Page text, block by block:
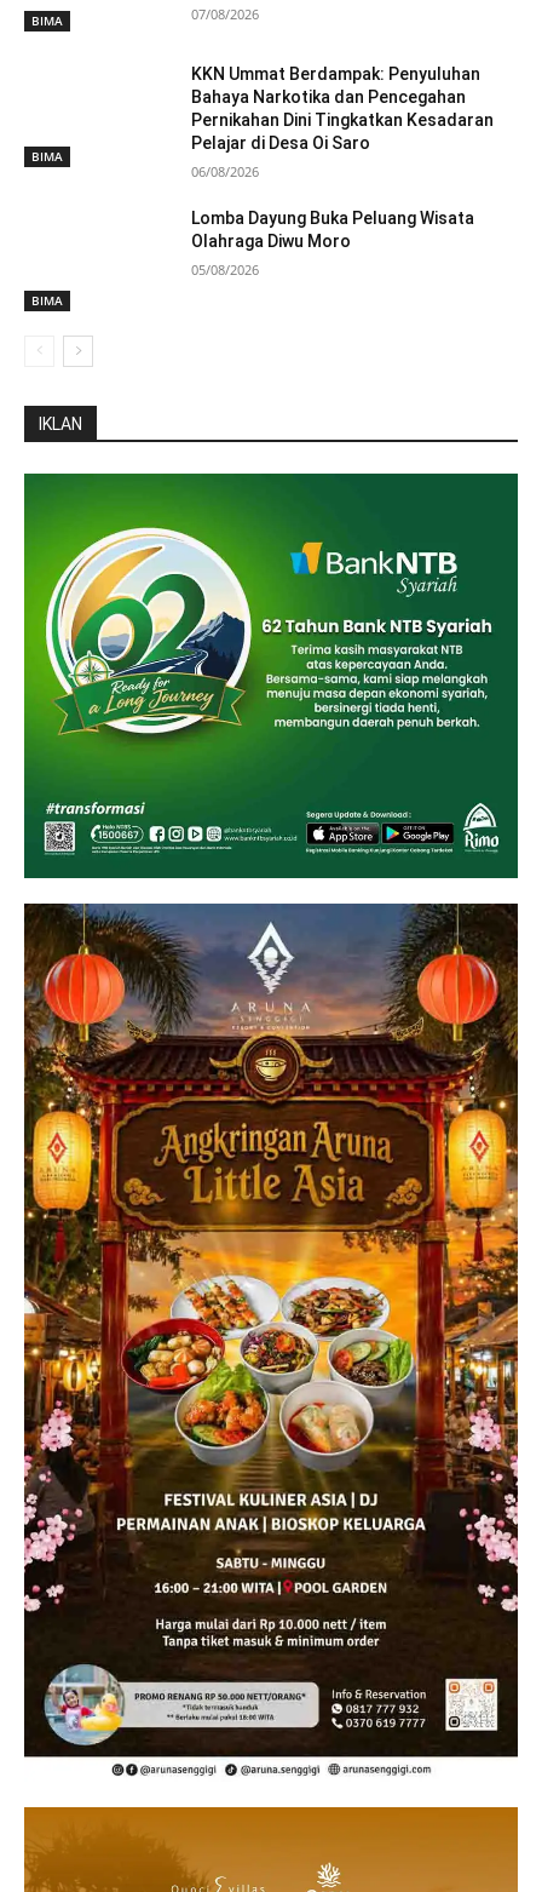
BIMA 07/08/2026
BIMA
KKN Ummat Berdampak: Penyuluhan
Bahaya Narkotika dan Pencegahan
Pernikahan Dini Tingkatkan Kesadaran
Pelajar di Desa Oi Saro
06/08/2026
BIMA
Lomba Dayung Buka Peluang Wisata
Olahraga Diwu Moro
05/08/2026
IKLAN